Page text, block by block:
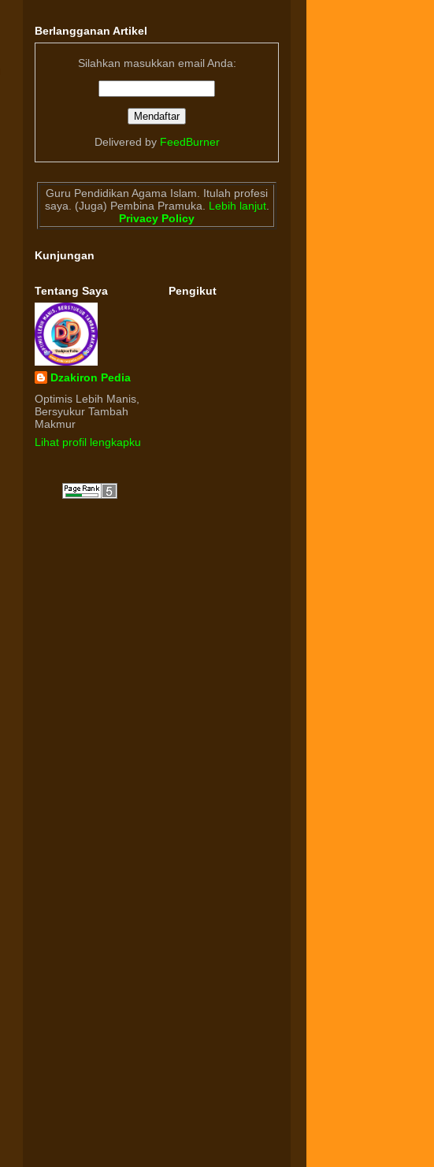
Berlangganan Artikel
Silahkan masukkan email Anda:
Delivered by FeedBurner
Guru Pendidikan Agama Islam. Itulah profesi
saya. (Juga) Pembina Pramuka.
Lebih lanjut.
Privacy Policy
Kunjungan
Tentang Saya
Dzakiron Pedia
Optimis Lebih Manis,
Bersyukur Tambah
Makmur
Lihat profil lengkapku
Pengikut